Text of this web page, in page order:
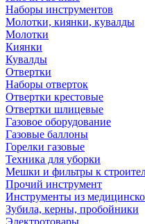
Наборы инструментов
Молотки, киянки, кувалды
Молотки
Киянки
Кувалды
Отвертки
Наборы отверток
Отвертки крестовые
Отвертки шлицевые
Газовое оборудование
Газовые баллоны
Горелки газовые
Техника для уборки
Мешки и фильтры к
Прочий инструмент
Инструменты из
Зубила, керны, пробойники
Электротовары